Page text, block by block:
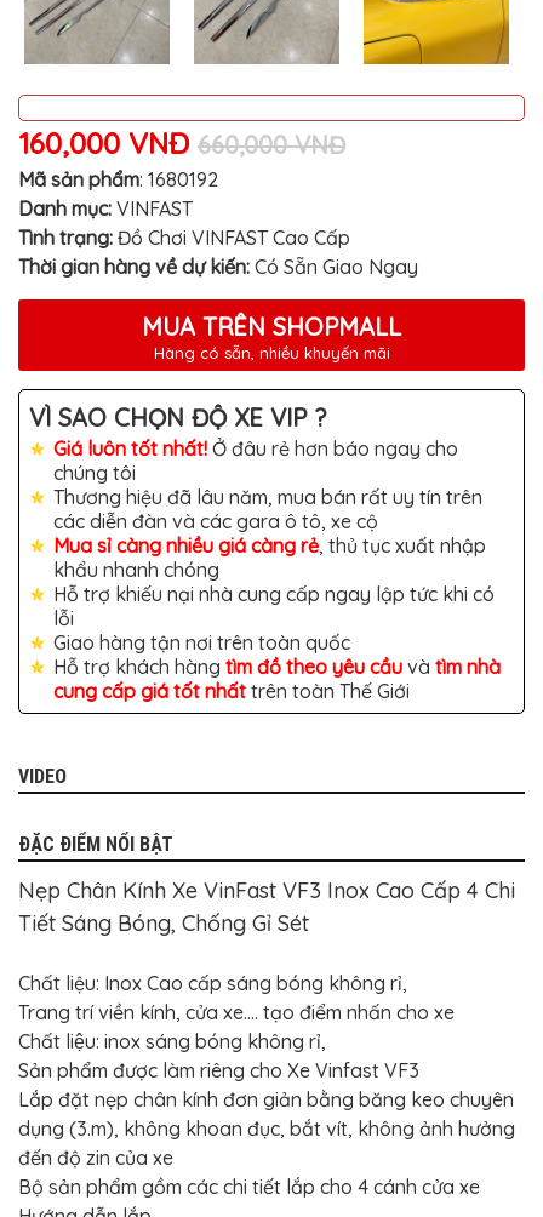
MERCEDES
HYUNDAI
FORD
MITSUBISHI
BMW
VOLVO
SUZUKI
MG
AUDI
MINI
COOPER
PEUGEOT
VINFAST
ĐỒ
CHƠI
Ô
TÔ
ĐỒ
HƠI
MỚI
ĐỒ
XE
HƠI
CAO
ĐỒ
CHƠI
XE
MÁY
DÁN
DECAL
Ô
TÔ
ISUZU
160,000 VNĐ 660,000 VNĐ
Mã sản phẩm: 1680192
Danh mục: VINFAST
Tình trạng: Đồ Chơi VINFAST Cao Cấp
Thời gian hàng về dự kiến: Có Sẵn Giao Ngay
MUA TRÊN SHOPMALL
Hàng có sẵn, nhiều khuyến mãi
VÌ SAO CHỌN ĐỘ XE VIP ?
Giá luôn tốt nhất! Ở đâu rẻ hơn báo ngay cho
chúng tôi
Thương hiệu đã lâu năm, mua bán rất uy tín trên
các diễn đàn và các gara ô tô, xe cộ
Mua sỉ càng nhiều giá càng rẻ, thủ tục xuất nhập
khẩu nhanh chóng
Hỗ trợ khiếu nại nhà cung cấp ngay lập tức khi có
lỗi
Giao hàng tận nơi trên toàn quốc
Hỗ trợ khách hàng tìm đồ theo yêu cầu và tìm nhà
cung cấp giá tốt nhất trên toàn Thế Giới
VIDEO
ĐẶC ĐIỂM NỔI BẬT
Nẹp Chân Kính Xe VinFast VF3 Inox Cao Cấp 4 Chi
Tiết Sáng Bóng, Chống Gỉ Sét
Chất liệu: Inox Cao cấp sáng bóng không rỉ,
Trang trí viền kính, cửa xe…. tạo điểm nhấn cho xe
Chất liệu: inox sáng bóng không rỉ,
Sản phẩm được làm riêng cho Xe Vinfast VF3
Lắp đặt nẹp chân kính đơn giản bằng băng keo chuyên
dụng (3.m), không khoan đục, bắt vít, không ảnh hưởng
đến độ zin của xe
Bộ sản phẩm gồm các chi tiết lắp cho 4 cánh cửa xe